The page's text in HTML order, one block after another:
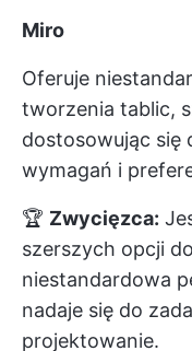
Miro
Oferuje
tworzenia tablic,
dostosowując się
wymagań i
🏆 Zwycięzca:
szerszych opcji
niestandardowa
nadaje się do
projektowanie.